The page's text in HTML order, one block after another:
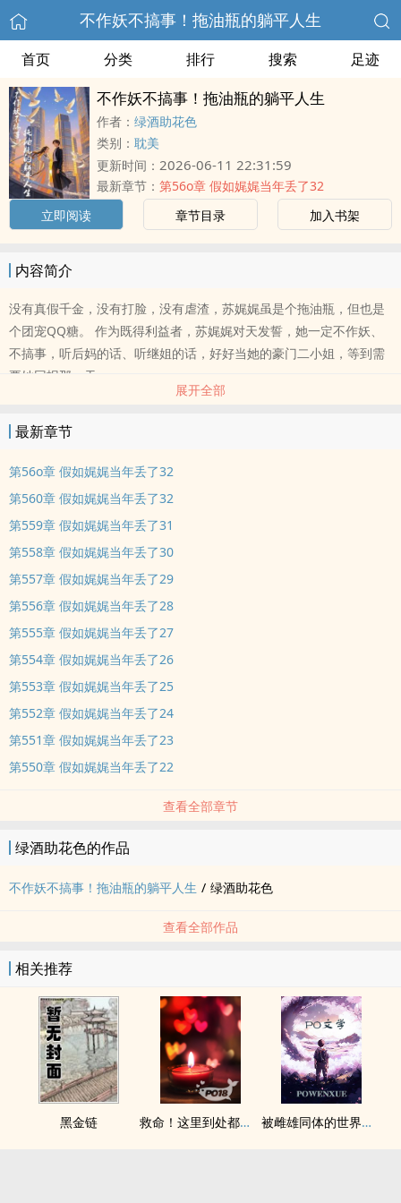
不作妖不搞事！拖油瓶的躺平人生
首页 分类 排行 搜索 足迹
不作妖不搞事！拖油瓶的躺平人生
作者： 绿酒助花色
类别： 耽美
更新时间： 2026-06-11 22:31:59
最新章节： 第56o章 假如娓娓当年丢了32
立即阅读
章节目录 加入书架
内容简介
没有真假千金，没有打脸，没有虐渣，苏娓娓虽是个拖油瓶，但也是
个团宠QQ糖。 作为既得利益者，苏娓娓对天发誓，她一定不作妖、
不搞事，听后妈的话、听继姐的话，好好当她的豪门二小姐，等到需
要她回报那一天..
展开全部
最新章节
第56o章 假如娓娓当年丢了32
第560章 假如娓娓当年丢了32
第559章 假如娓娓当年丢了31
第558章 假如娓娓当年丢了30
第557章 假如娓娓当年丢了29
第556章 假如娓娓当年丢了28
第555章 假如娓娓当年丢了27
第554章 假如娓娓当年丢了26
第553章 假如娓娓当年丢了25
第552章 假如娓娓当年丢了24
第551章 假如娓娓当年丢了23
第550章 假如娓娓当年丢了22
查看全部章节
绿酒助花色的作品
不作妖不搞事！拖油瓶的躺平人生 / 绿酒助花色
查看全部作品
相关推荐
黑金链 救命！这里到处都是阴暗批（西幻NPH） 被雌雄同体的世界爆炒了（玄幻nph）